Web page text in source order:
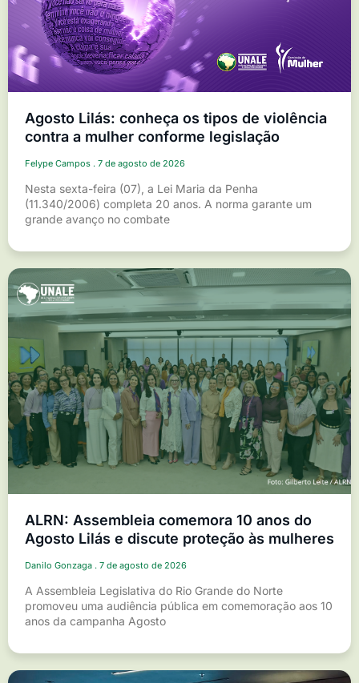
Agosto Lilás: conheça os tipos de violência
contra a mulher conforme legislação
Felype Campos 7 de agosto de 2026
Nesta sexta-feira (07), a Lei Maria da Penha
(11.340/2006) completa 20 anos. A norma garante um
grande avanço no combate
ALRN: Assembleia comemora 10 anos do
Agosto Lilás e discute proteção às mulheres
Danilo Gonzaga 7 de agosto de 2026
A Assembleia Legislativa do Rio Grande do Norte
promoveu uma audiência pública em comemoração aos 10
anos da campanha Agosto